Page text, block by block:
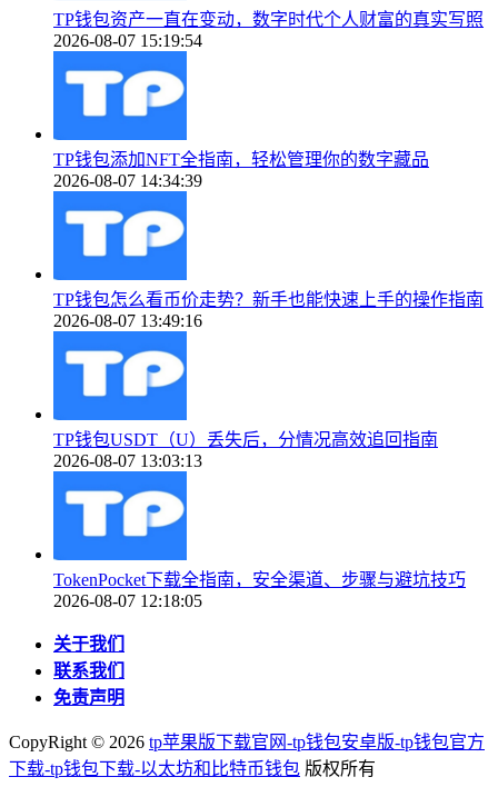
TP钱包资产一直在变动，数字时代个人财富的真实写照
2026-08-07 15:19:54
TP钱包添加NFT全指南，轻松管理你的数字藏品
2026-08-07 14:34:39
TP钱包怎么看币价走势？新手也能快速上手的操作指南
2026-08-07 13:49:16
TP钱包USDT（U）丢失后，分情况高效追回指南
2026-08-07 13:03:13
TokenPocket下载全指南，安全渠道、步骤与避坑技巧
2026-08-07 12:18:05
关于我们
联系我们
免责声明
CopyRight © 2026 tp苹果版下载官网-tp钱包安卓版-tp钱包官方
下载-tp钱包下载-以太坊和比特币钱包 版权所有